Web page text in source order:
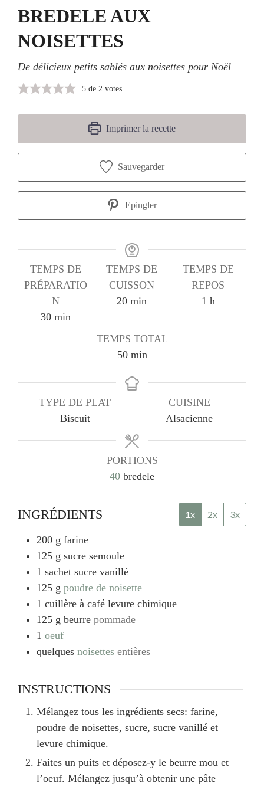
BREDELE AUX
NOISETTES
De délicieux petits sablés aux noisettes pour Noël
5de 2 votes
Imprimer la recette
Sauvegarder
Epingler
TEMPS DE
PRÉPARATIO
N
30minutes
min
TEMPS DE
CUISSON
20minutes
min
TEMPS DE
REPOS
1 heure
h
TEMPS TOTAL
50minutes
min
TYPE DE PLAT
Biscuit
CUISINE
Alsacienne
PORTIONS
40 bredele
INGRÉDIENTS 1x 2x 3x
200 g farine
125 g sucre semoule
1 sachet sucre vanillé
125 g poudre de noisette
1 cuillère à café levure chimique
125 g beurre pommade
1 oeuf
quelques noisettes entières
INSTRUCTIONS
Mélangez tous les ingrédients secs: farine,
poudre de noisettes, sucre, sucre vanillé et
levure chimique.
Faites un puits et déposez-y le beurre mou et
l’oeuf. Mélangez jusqu’à obtenir une pâte